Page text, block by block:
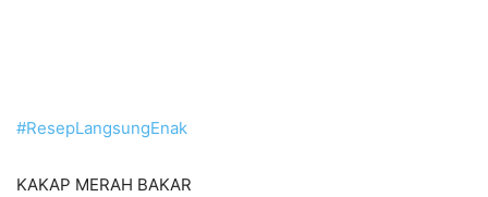
#ResepLangsungEnak
KAKAP MERAH BAKAR